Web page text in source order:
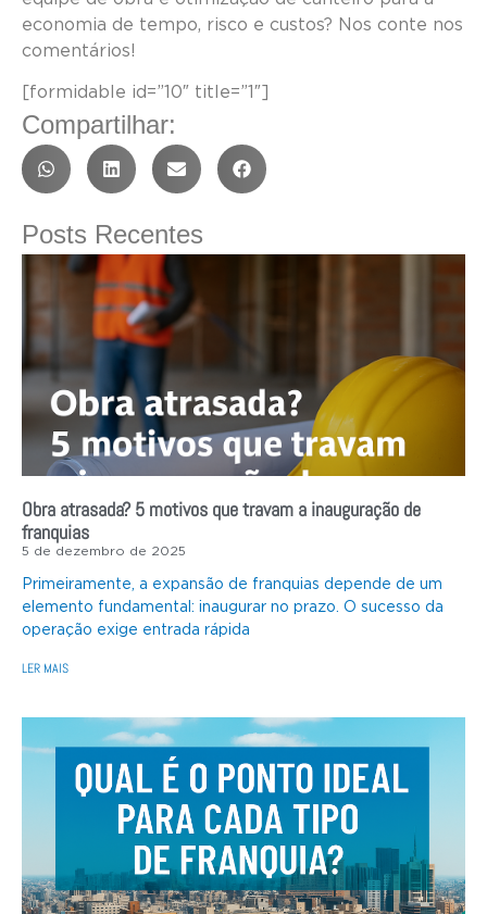
economia de tempo, risco e custos? Nos conte nos
comentários!
[formidable id=”10″ title=”1″]
Compartilhar:
Posts Recentes
Obra atrasada? 5 motivos que travam a inauguração de
franquias
5 de dezembro de 2025
Primeiramente, a expansão de franquias depende de um
elemento fundamental: inaugurar no prazo. O sucesso da
operação exige entrada rápida
LER MAIS